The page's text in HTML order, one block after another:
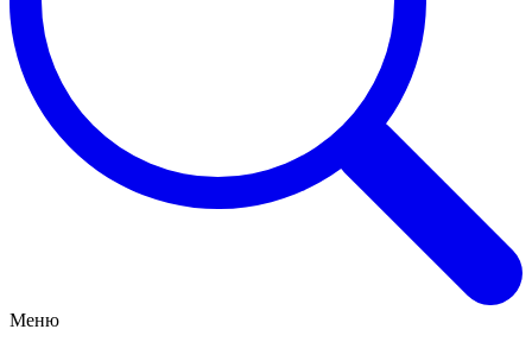
Меню